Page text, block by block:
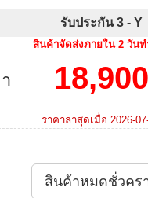
รับประกัน 3 - Y
สินค้าจัดส่งภายใน 2 วันท
18,900
ราคาล่าสุดเมื่อ 2026-
สินค้าหมดชั่วคร